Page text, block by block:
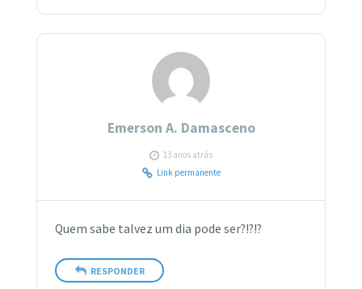
Emerson A. Damasceno
13 anos atrás
Link permanente
Quem sabe talvez um dia pode ser?!?!?
RESPONDER